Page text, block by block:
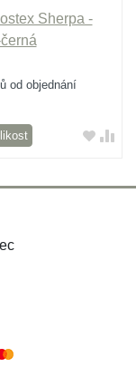
Sherpa -
od objednání